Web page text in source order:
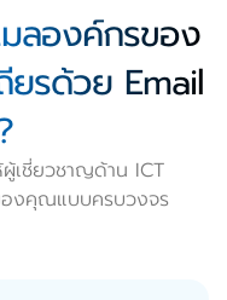
ลองค์กรของ
รด้วย Email
เชี่ยวชาญด้าน ICT
องคุณแบบครบวงจร